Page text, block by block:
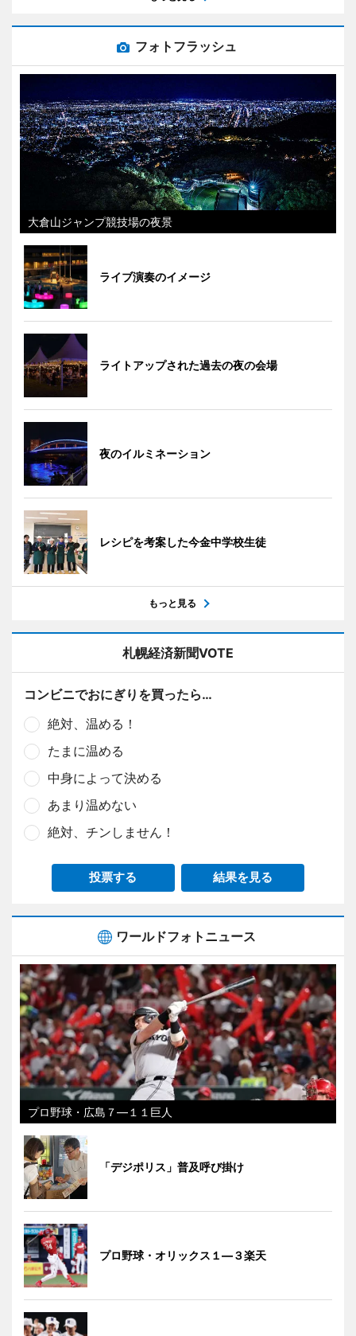
フォトフラッシュ
大倉山ジャンプ競技場の夜景
ライブ演奏のイメージ
ライトアップされた過去の夜の会場
夜のイルミネーション
レシピを考案した今金中学校生徒
もっと見る
札幌経済新聞VOTE
コンビニでおにぎりを買ったら…
絶対、温める！
たまに温める
中身によって決める
あまり温めない
絶対、チンしません！
投票する 結果を見る
ワールドフォトニュース
プロ野球・広島７―１１巨人
「デジポリス」普及呼び掛け
プロ野球・オリックス１―３楽天